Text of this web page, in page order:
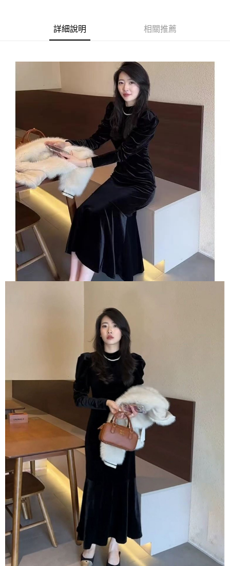
每筆NT$130，滿NT$599(含以上)免運費
付款後7-11取貨.
每筆NT$130，滿NT$599(含以上)免運費
詳細說明 相關推薦